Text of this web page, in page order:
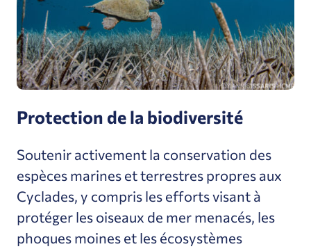
Protection de la biodiversité
Soutenir activement la conservation des
espèces marines et terrestres propres aux
Cyclades, y compris les efforts visant à
protéger les oiseaux de mer menacés, les
phoques moines et les écosystèmes